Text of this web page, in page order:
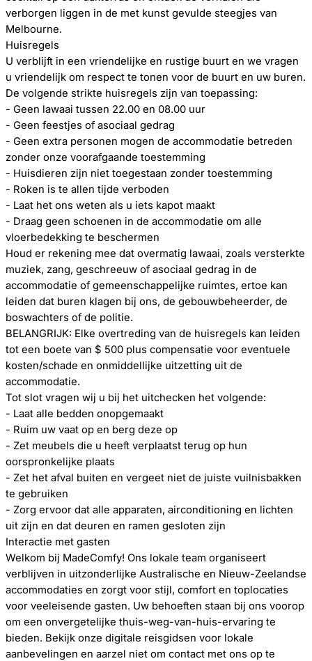
verborgen liggen in de met kunst gevulde steegjes van
Melbourne.
Huisregels
U verblijft in een vriendelijke en rustige buurt en we vragen
u vriendelijk om respect te tonen voor de buurt en uw buren.
De volgende strikte huisregels zijn van toepassing:
- Geen lawaai tussen 22.00 en 08.00 uur
- Geen feestjes of asociaal gedrag
- Geen extra personen mogen de accommodatie betreden
zonder onze voorafgaande toestemming
- Huisdieren zijn niet toegestaan ​​zonder toestemming
- Roken is te allen tijde verboden
- Laat het ons weten als u iets kapot maakt
- Draag geen schoenen in de accommodatie om alle
vloerbedekking te beschermen
Houd er rekening mee dat overmatig lawaai, zoals versterkte
muziek, zang, geschreeuw of asociaal gedrag in de
accommodatie of gemeenschappelijke ruimtes, ertoe kan
leiden dat buren klagen bij ons, de gebouwbeheerder, de
boswachters of de politie.
BELANGRIJK: Elke overtreding van de huisregels kan leiden
tot een boete van $ 500 plus compensatie voor eventuele
kosten/schade en onmiddellijke uitzetting uit de
accommodatie.
Tot slot vragen wij u bij het uitchecken het volgende:
- Laat alle bedden onopgemaakt
- Ruim uw vaat op en berg deze op
- Zet meubels die u heeft verplaatst terug op hun
oorspronkelijke plaats
- Zet het afval buiten en vergeet niet de juiste vuilnisbakken
te gebruiken
- Zorg ervoor dat alle apparaten, airconditioning en lichten
uit zijn en dat deuren en ramen gesloten zijn
Interactie met gasten
Welkom bij MadeComfy! Ons lokale team organiseert
verblijven in uitzonderlijke Australische en Nieuw-Zeelandse
accommodaties en zorgt voor stijl, comfort en toplocaties
voor veeleisende gasten. Uw behoeften staan ​​bij ons voorop
om een ​​onvergetelijke thuis-weg-van-huis-ervaring te
bieden. Bekijk onze digitale reisgidsen voor lokale
aanbevelingen en aarzel niet om contact met ons op te